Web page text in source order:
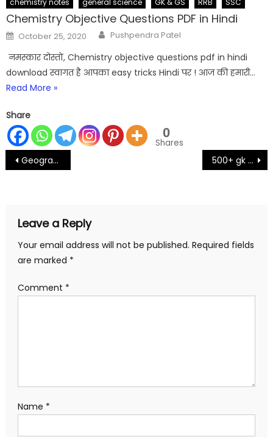
chemistry notes general science GK & GS RRB SSC
Chemistry Objective Questions PDF in Hindi
Posted
on
October 25, 2020 Author
Pushpendra Patel
नमस्कार दोस्तों, Chemistry objective questions pdf in hindi
download स्वागत है आपका easy tricks Hindi पर ! आज की हमारी…
Read More »
Share
0
Shares
Post
Geography important one liner | world geography questions 500+ gk tricks in hindi pdf | Important gk tricks pdf
Leave a Reply
Your email address will not be published. Required fields
are marked *
Comment *
Name *